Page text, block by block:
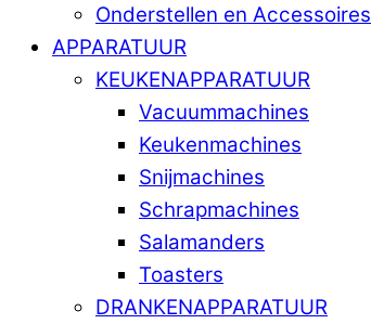
Onderstellen en Accessoires
APPARATUUR
KEUKENAPPARATUUR
Vacuummachines
Keukenmachines
Snijmachines
Schrapmachines
Salamanders
Toasters
DRANKENAPPARATUUR